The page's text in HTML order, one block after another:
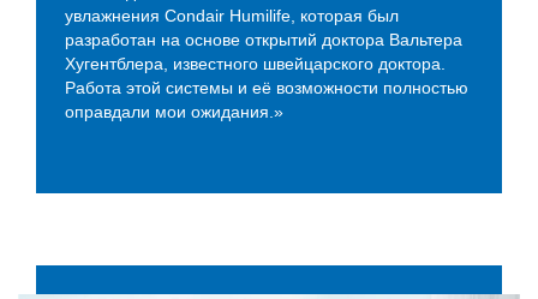
увлажнения Condair Humilife, которая был
разработан на основе открытий доктора Вальтера
Хугентблера, известного швейцарского доктора.
Работа этой системы и её возможности полностью
оправдали мои ожидания.»